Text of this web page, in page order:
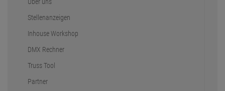
Stellenanzeigen
Inhouse Workshop
DMX Rechner
Truss Tool
Partner